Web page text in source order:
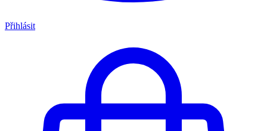
Přihlásit